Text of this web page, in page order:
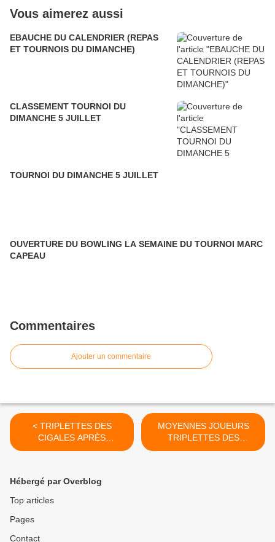
Vous aimerez aussi
EBAUCHE DU CALENDRIER (REPAS
ET TOURNOIS DU DIMANCHE)
CLASSEMENT TOURNOI DU
DIMANCHE 5 JUILLET
TOURNOI DU DIMANCHE 5 JUILLET
OUVERTURE DU BOWLING LA SEMAINE DU TOURNOI MARC
CAPEAU
Commentaires
Ajouter un commentaire
< TRIPLETTES DES
CIGALES APRÈS
ÉLIMINATOIRES DU
MOYENNES JOUEURS
TRIPLETTES DES
CIGALES >
Hébergé par Overblog
Top articles
Pages
Contact